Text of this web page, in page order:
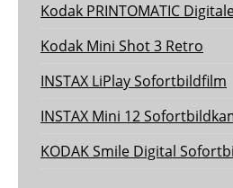
Kodak PRINTOMATIC
Kodak Mini Shot 3 Retro
INSTAX LiPlay Sofortbildfilm
INSTAX Mini 12
KODAK Smile Digital